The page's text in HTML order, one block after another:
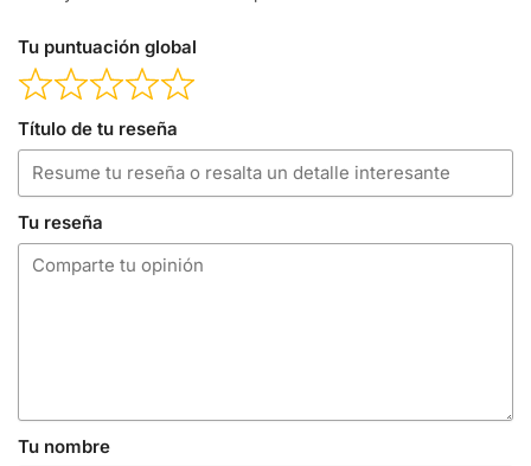
Tu puntuación global
Título de tu reseña
Tu reseña
Tu nombre